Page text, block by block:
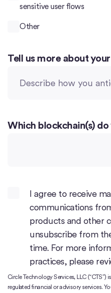
sensitive user flows
Other
Tell us more about
Which blockchain(s)
I agree to receive
communications
products and other
unsubscribe from
time. For more
practices, please
Circle Technology Services, LLC
regulated financial or advisory services.